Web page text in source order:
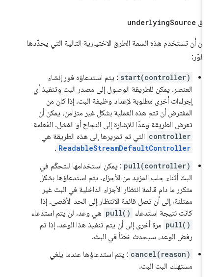
underlyingSource
أن تستخدم هذه السمة الطرق الاختيارية التالية التي يحدّدها
start(controller) : يتم استدعاؤه فور إنشاء
العنصر. يمكن للطريقة الوصول إلى مصدر البث وتنفيذ أي
إجراءات أخرى مطلوبة لإعداد وظيفة البث. إذا كان من
المفترض أن تتم هذه العملية بشكل غير متزامن، يمكن أن
تعرض الطريقة وعدًا للإشارة إلى النجاح أو الفشل. المَعلمة
controller التي تم تمريرها إلى هذه الطريقة هي
ReadableStreamDefaultController
.
pull(controller) : يمكن استخدامها للتحكّم في
البث أثناء جلب المزيد من الأجزاء. يتم استدعاؤها بشكل
متكرر ما دام قائمة انتظار الأجزاء الداخلية في البث غير
ممتلئة، إلى أن تصل قائمة الانتظار إلى الحد الأقصى. إذا
كانت نتيجة استدعاء pull() هي وعد، لن يتم استدعاء
pull() مرة أخرى إلى أن يتم تنفيذ هذا الوعد. إذا تم
رفض الوعد، سيحدث خطأ في البث.
cancel(reason) : يتم استدعاؤها عندما يلغي
مستهلك البث البث.